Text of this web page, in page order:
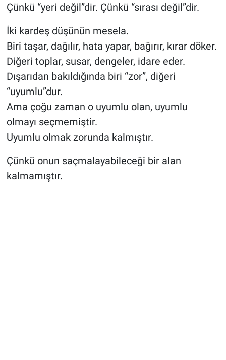
Çünkü “yeri değil”dir. Çünkü “sırası değil”dir.
İki kardeş düşünün mesela.
Biri taşar, dağılır, hata yapar, bağırır, kırar döker.
Diğeri toplar, susar, dengeler, idare eder.
Dışarıdan bakıldığında biri “zor”, diğeri
“uyumlu”dur.
Ama çoğu zaman o uyumlu olan, uyumlu
olmayı seçmemiştir.
Uyumlu olmak zorunda kalmıştır.
Çünkü onun saçmalayabileceği bir alan
kalmamıştır.